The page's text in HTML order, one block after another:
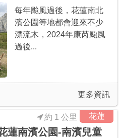
每年颱風過後，花蓮南北
濱公園等地都會迎來不少
漂流木，2024年康芮颱風
過後...
更多資訊
花蓮
蓮南濱公園-南濱兒童
約 1 公里